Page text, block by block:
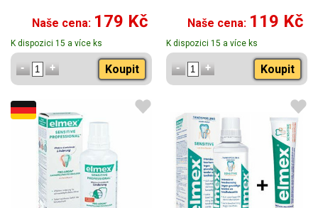
Naše cena: 179 Kč
K dispozici 15 a více ks
Koupit
Naše cena: 119 Kč
K dispozici 15 a více ks
Koupit